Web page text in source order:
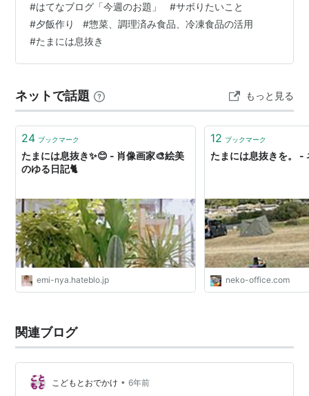
おく隙間がない 下ごしらえをする時間の確保が下手 サボ
るとこうなる じゃぁ、なぜサボりたいかだって？ ・献立
を考えるのが苦手 ・仕事が定時で終わらない（終われな
い） ・ストックしておく隙間がない ・下ごしらえをする
週間の献立と…
#はてなブログ「今週のお題」 #サボりたいこと
#夕飯作り #惣菜、調理済み食品、冷凍食品の活用
#たまには息抜き
ネットで話題 もっと見る
24 ブックマーク
たまには息抜き✨😊 - 肖像画家🎨絵美
のゆる日記🐈
emi-nya.hateblo.jp
12 ブックマーク
たまには息抜きを。 -
neko-office.com
関連ブログ
こどもとおでかけ • 6年前